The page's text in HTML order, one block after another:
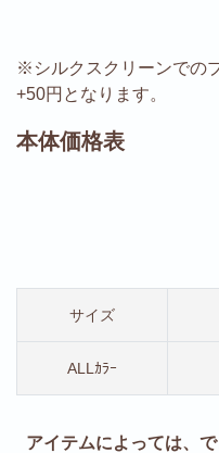
※シルクスクリーンでの
+50円となります。
本体価格表
サイズ
ALLｶﾗｰ
アイテムによっては、